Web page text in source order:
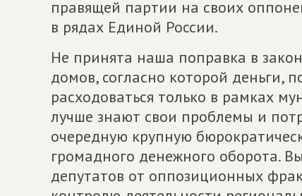
правящей партии на своих
в рядах Единой России.
Не принята наша поправка в
домов, согласно которой деньги,
расходоваться только в рамках
лучше знают свои проблемы и
очередную крупную
громадного денежного оборота.
депутатов от оппозиционных